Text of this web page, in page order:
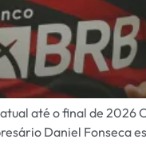
até o final de 2026
Daniel Fonseca